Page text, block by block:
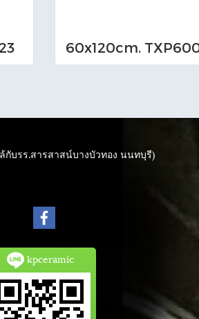
กับรร.สารสาสน์บางบัวทอง นนทบุรี)
kpceramic